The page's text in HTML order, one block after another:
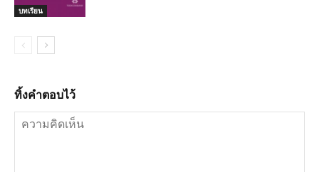
บทเรียน
ทิ้งคำตอบไว้